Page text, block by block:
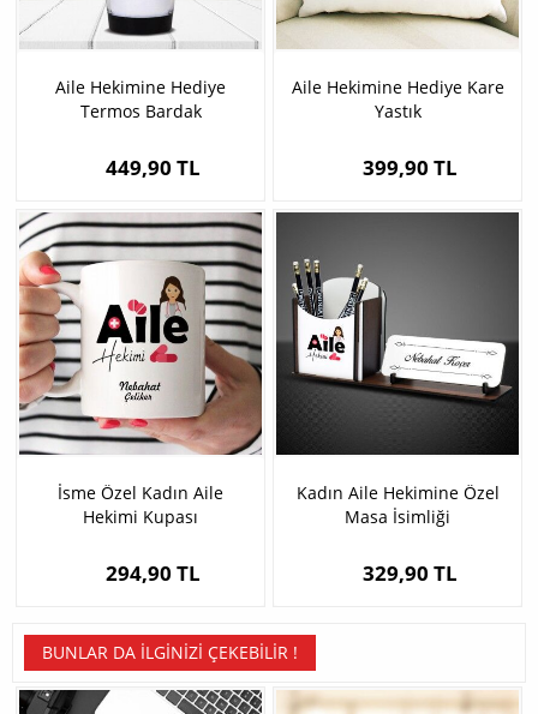
Aile Hekimine Hediye
Termos Bardak
449,90 TL
Aile Hekimine Hediye Kare
Yastık
399,90 TL
İsme Özel Kadın Aile
Hekimi Kupası
294,90 TL
Kadın Aile Hekimine Özel
Masa İsimliği
329,90 TL
BUNLAR DA İLGINIZI ÇEKEBILIR !